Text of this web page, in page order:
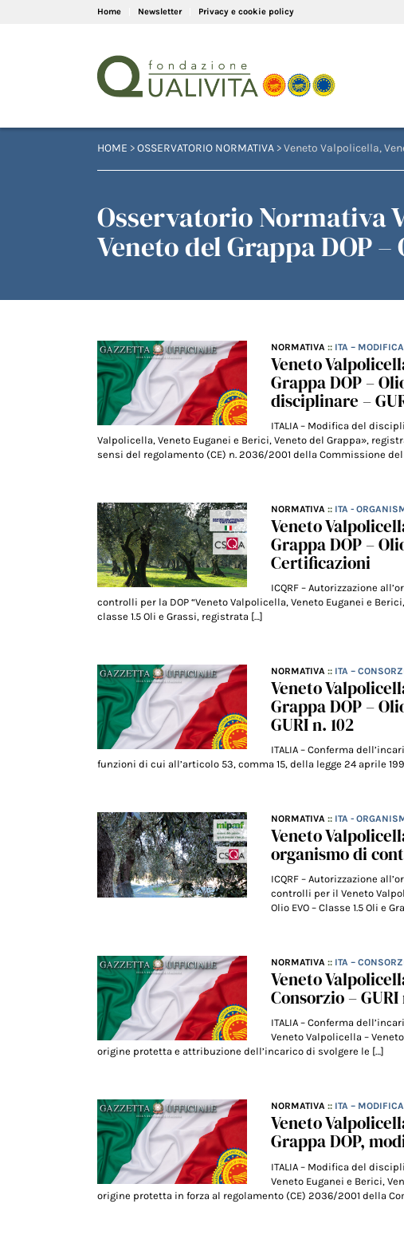
Home Newsletter Privacy e cookie policy
HOME >OSSERVATORIO NORMATIVA > Veneto Valpolicella,
Osservatorio Normativa
Veneto del Grappa DOP –
NORMATIVA :: ITA –
Veneto
Grappa DOP –
disciplinare –
ITALIA – Modifica del
Valpolicella, Veneto Euganei e Berici, Veneto del Grappa»,
sensi del regolamento (CE) n. 2036/2001 della Commissione del
NORMATIVA :: ITA -
Veneto
Grappa DOP –
Certificazioni
ICQRF – Autorizzazione
controlli per la DOP “Veneto Valpolicella, Veneto Euganei e
classe 1.5 Oli e Grassi, registrata […]
NORMATIVA :: ITA –
Veneto
Grappa DOP –
GURI n. 102
ITALIA – Conferma
funzioni di cui all’articolo 53, comma 15, della legge 24 aprile
NORMATIVA :: ITA -
Veneto
organismo di
ICQRF – Autorizzazione
controlli per il Veneto
Olio EVO – Classe 1.5 Oli e
NORMATIVA :: ITA –
Veneto
Consorzio – GURI
ITALIA – Conferma
Veneto Valpolicella –
origine protetta e attribuzione dell’incarico di svolgere le […]
NORMATIVA :: ITA –
Veneto
Grappa DOP,
ITALIA – Modifica del
Veneto Euganei e Berici,
origine protetta in forza al regolamento (CE) 2036/2001 della